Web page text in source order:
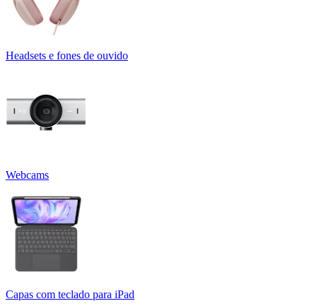
Headsets e fones de ouvido
Webcams
Capas com teclado para iPad